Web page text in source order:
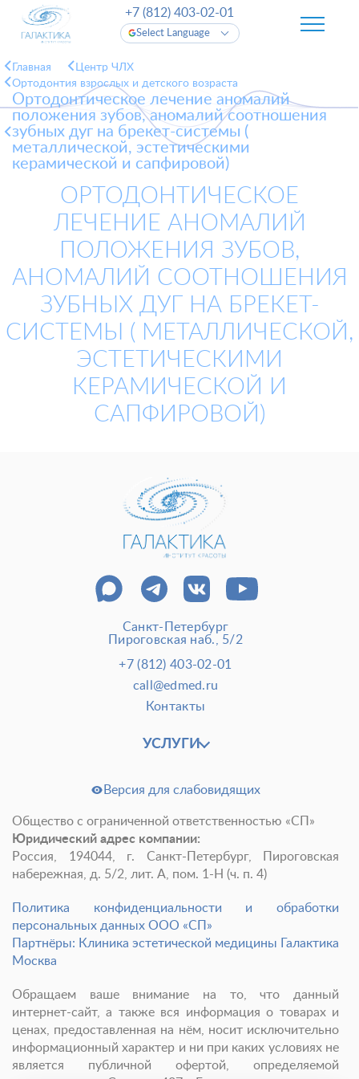
Пластические операции
Пластические хирурги
Пациентам пластической хирургии
До и после пластической операции
Внести предоплату
Процедуры Врачи-косметологи
Пациентам косметологии Оборудование
До и после косметологии
Налоговый вычет
Программа лояльности и подарочные сертификаты
Отзывы Безопасность
Медицинский туризм
Карьера
Select Language
+7 (812) 403-02-01
Главная
Центр ЧЛХ
Ортодонтия взрослых и детского возраста
Ортодонтическое лечение аномалий
положения зубов, аномалий соотношения
зубных дуг на брекет-системы (
металлической, эстетическими
керамической и сапфировой)
ОРТОДОНТИЧЕСКОЕ
ЛЕЧЕНИЕ АНОМАЛИЙ
ПОЛОЖЕНИЯ ЗУБОВ,
АНОМАЛИЙ СООТНОШЕНИЯ
ЗУБНЫХ ДУГ НА БРЕКЕТ-
СИСТЕМЫ ( МЕТАЛЛИЧЕСКОЙ,
ЭСТЕТИЧЕСКИМИ
КЕРАМИЧЕСКОЙ И
САПФИРОВОЙ)
Санкт-Петербург
Пироговская наб., 5/2
+7 (812) 403-02-01
call@edmed.ru
Контакты
УСЛУГИ
Версия для слабовидящих
Общество с ограниченной ответственностью «СП»
Юридический адрес компании:
Россия, 194044, г. Санкт-Петербург, Пироговская
набережная, д. 5/2, лит. А, пом. 1-Н (ч. п. 4)
Политика конфиденциальности и обработки
персональных данных ООО «СП»
Партнёры: Клиника эстетической медицины Галактика
Москва
Обращаем ваше внимание на то, что данный
интернет-сайт, а также вся информация о товарах и
ценах, предоставленная на нём, носит исключительно
информационный характер и ни при каких условиях не
является публичной офертой, определяемой